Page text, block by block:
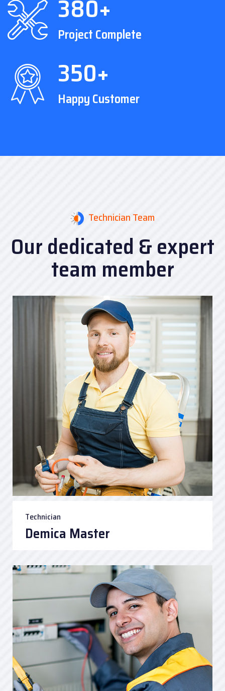
380+
Project Complete
350+
Happy Customer
Technician Team
Our dedicated & expert
team member
Technician
Demica Master